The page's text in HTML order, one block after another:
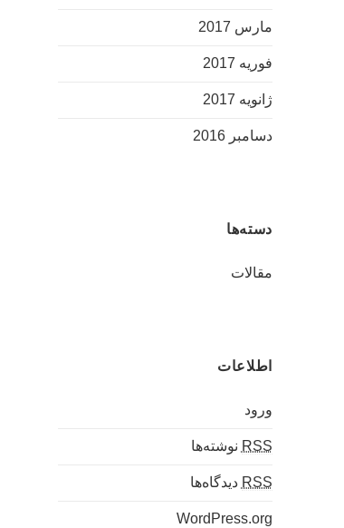
مارس 2017
فوریه 2017
ژانویه 2017
دسامبر 2016
دسته‌ها
مقالات
اطلاعات
ورود
RSS نوشته‌ها
RSS دیدگاه‌ها
WordPress.org